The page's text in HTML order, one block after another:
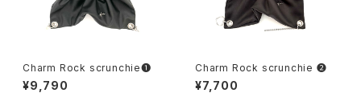
Charm Rock scrunchie❶
¥9,790
Charm Rock scrunchie ❷
¥7,700